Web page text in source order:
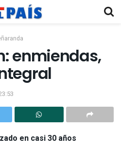
enmiendas,
en casi 30 años